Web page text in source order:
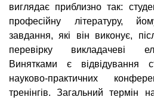
виглядає приблизно так:
професійну літературу,
завдання, які він виконує,
перевірку викладачеві
Винятками є відвідування
науково-практичних
тренінгів. Загальний термін